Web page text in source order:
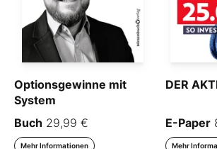
Optionsgewinne mit
System
Buch 29,99 €
Mehr Informationen
DER
E-Paper
Mehr